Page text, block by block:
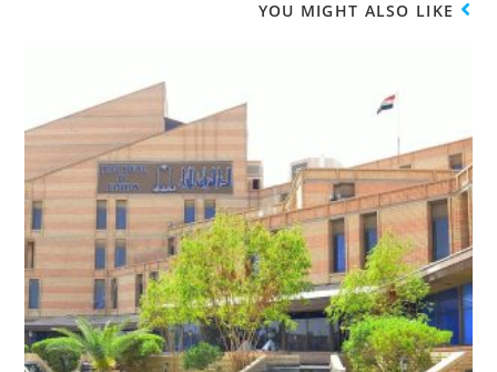
YOU MIGHT ALSO LIKE